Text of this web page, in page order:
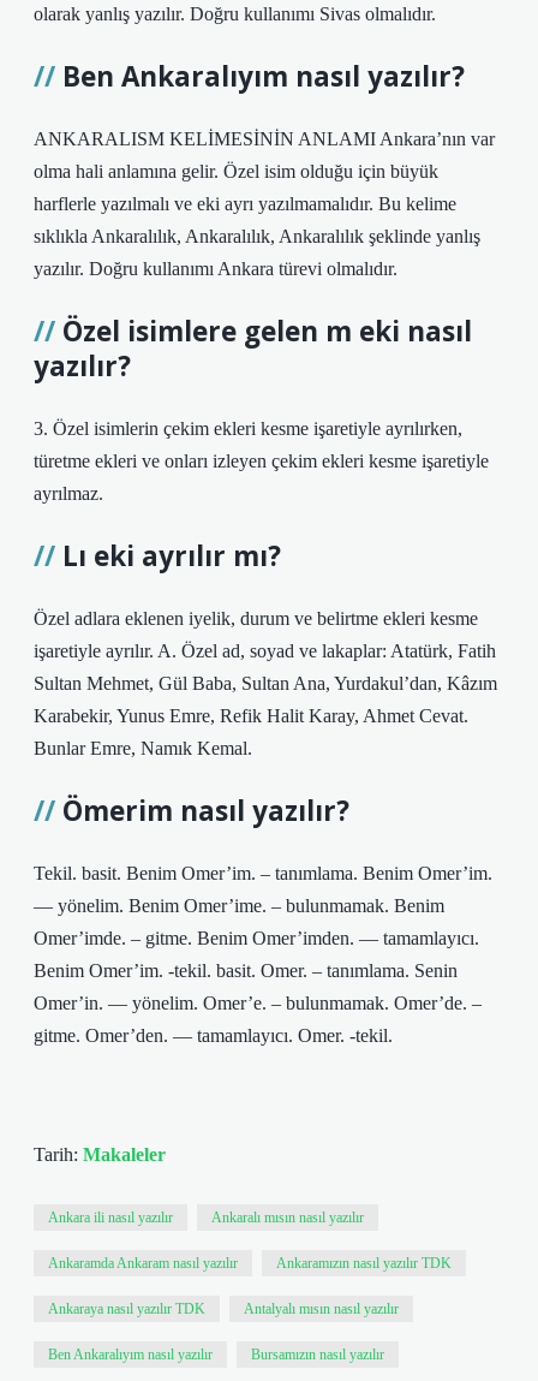
olarak yanlış yazılır. Doğru kullanımı Sivas olmalıdır.
Ben Ankaralıyım nasıl yazılır?
ANKARALISM KELİMESİNİN ANLAMI Ankara’nın var
olma hali anlamına gelir. Özel isim olduğu için büyük
harflerle yazılmalı ve eki ayrı yazılmamalıdır. Bu kelime
sıklıkla Ankaralılık, Ankaralılık, Ankaralılık şeklinde yanlış
yazılır. Doğru kullanımı Ankara türevi olmalıdır.
Özel isimlere gelen m eki nasıl
yazılır?
3. Özel isimlerin çekim ekleri kesme işaretiyle ayrılırken,
türetme ekleri ve onları izleyen çekim ekleri kesme işaretiyle
ayrılmaz.
Lı eki ayrılır mı?
Özel adlara eklenen iyelik, durum ve belirtme ekleri kesme
işaretiyle ayrılır. A. Özel ad, soyad ve lakaplar: Atatürk, Fatih
Sultan Mehmet, Gül Baba, Sultan Ana, Yurdakul’dan, Kâzım
Karabekir, Yunus Emre, Refik Halit Karay, Ahmet Cevat.
Bunlar Emre, Namık Kemal.
Ömerim nasıl yazılır?
Tekil. basit. Benim Omer’im. – tanımlama. Benim Omer’im.
— yönelim. Benim Omer’ime. – bulunmamak. Benim
Omer’imde. – gitme. Benim Omer’imden. — tamamlayıcı.
Benim Omer’im. -tekil. basit. Omer. – tanımlama. Senin
Omer’in. — yönelim. Omer’e. – bulunmamak. Omer’de. –
gitme. Omer’den. — tamamlayıcı. Omer. -tekil.
Tarih: Makaleler
Ankara ili nasıl yazılır Ankaralı mısın nasıl yazılır
Ankaramda Ankaram nasıl yazılır Ankaramızın nasıl yazılır TDK
Ankaraya nasıl yazılır TDK Antalyalı mısın nasıl yazılır
Ben Ankaralıyım nasıl yazılır Bursamızın nasıl yazılır